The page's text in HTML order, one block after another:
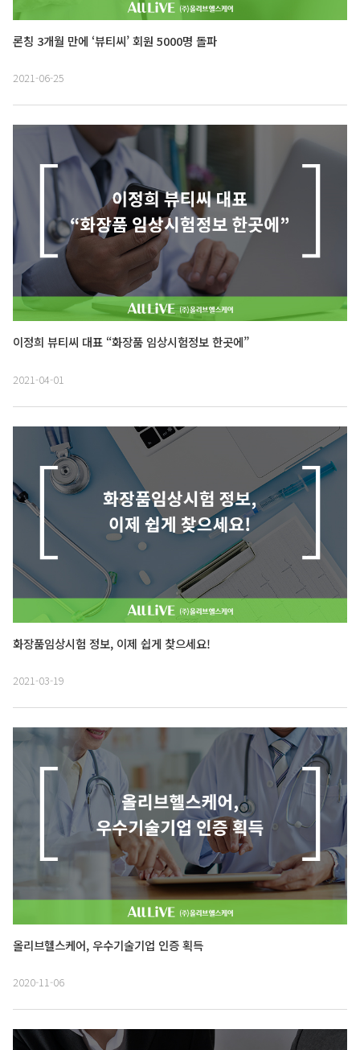
론칭 3개월 만에 ‘뷰티씨’ 회원 5000명 돌파
2021-06-25
이정희 뷰티씨 대표 “화장품 임상시험정보 한곳에”
2021-04-01
화장품임상시험 정보, 이제 쉽게 찾으세요!
2021-03-19
올리브헬스케어, 우수기술기업 인증 획득
2020-11-06